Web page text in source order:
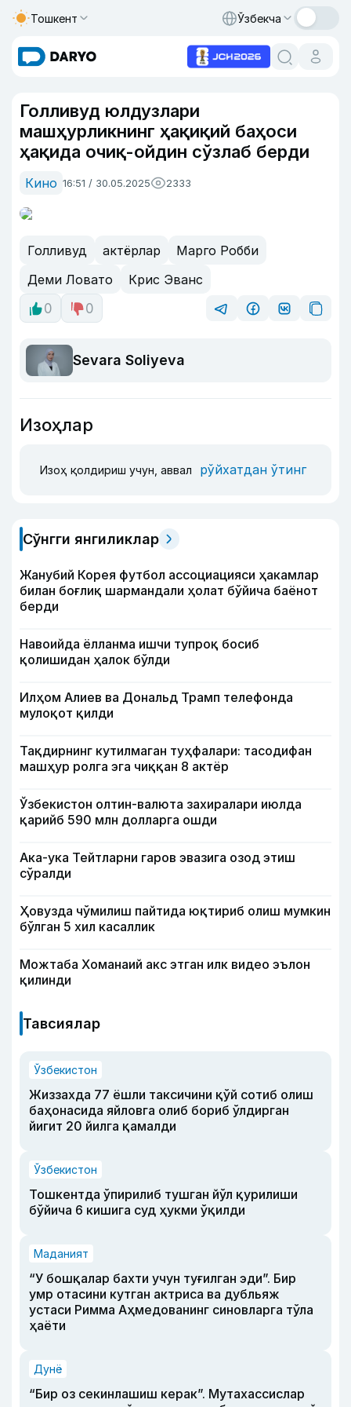
Тошкент Ўзбекча
Голливуд юлдузлари
машҳурликнинг ҳақиқий баҳоси
ҳақида очиқ-ойдин сўзлаб берди
Кино 16:51 / 30.05.2025 2333
Голливуд актёрлар
Марго Робби
Деми Ловато
Крис Эванс
0
0
Sevara Soliyeva
Изоҳлар
Изоҳ қолдириш учун, аввал рўйхатдан ўтинг
Сўнгги янгиликлар
Жанубий Корея футбол ассоциацияси ҳакамлар
билан боғлиқ шармандали ҳолат бўйича баёнот
берди
Навоийда ёлланма ишчи тупроқ босиб
қолишидан ҳалок бўлди
Илҳом Алиев ва Дональд Трамп телефонда
мулоқот қилди
Тақдирнинг кутилмаган туҳфалари: тасодифан
машҳур ролга эга чиққан 8 актёр
Ўзбекистон олтин-валюта захиралари июлда
қарийб 590 млн долларга ошди
Ака-ука Тейтларни гаров эвазига озод этиш
сўралди
Ҳовузда чўмилиш пайтида юқтириб олиш мумкин
бўлган 5 хил касаллик
Можтаба Хоманаий акс этган илк видео эълон
қилинди
Тавсиялар
Ўзбекистон
Жиззахда 77 ёшли таксичини қўй сотиб олиш
баҳонасида яйловга олиб бориб ўлдирган
йигит 20 йилга қамалди
Ўзбекистон
Тошкентда ўпирилиб тушган йўл қурилиши
бўйича 6 кишига суд ҳукми ўқилди
Маданият
“У бошқалар бахти учун туғилган эди”. Бир
умр отасини кутган актриса ва дубльяж
устаси Римма Аҳмедованинг синовларга тўла
ҳаёти
Дунё
“Бир оз секинлашиш керак”. Мутахассислар